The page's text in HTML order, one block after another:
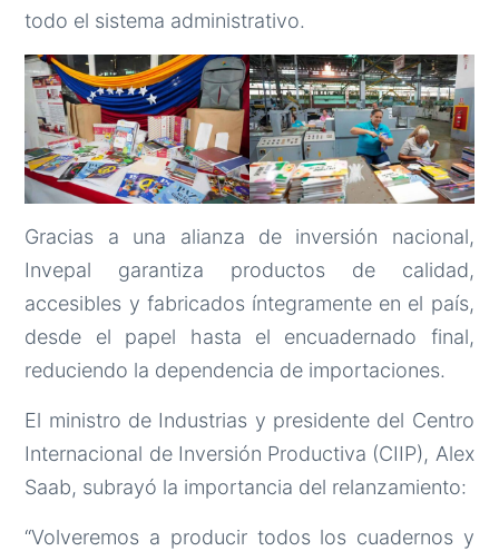
todo el sistema administrativo.
Gracias a una alianza de inversión nacional,
Invepal garantiza productos de calidad,
accesibles y fabricados íntegramente en el país,
desde el papel hasta el encuadernado final,
reduciendo la dependencia de importaciones.
El ministro de Industrias y presidente del Centro
Internacional de Inversión Productiva (CIIP), Alex
Saab, subrayó la importancia del relanzamiento:
“Volveremos a producir todos los cuadernos y